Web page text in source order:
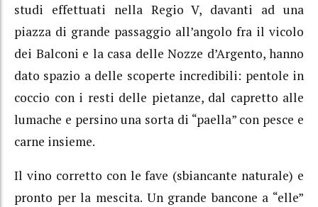
studi effettuati nella Regio V, davanti ad una
piazza di grande passaggio all’angolo fra il vicolo
dei Balconi e la casa delle Nozze d’Argento, hanno
dato spazio a delle scoperte incredibili: pentole in
coccio con i resti delle pietanze, dal capretto alle
lumache e persino una sorta di “paella” con pesce e
carne insieme.
Il vino corretto con le fave (sbiancante naturale) e
pronto per la mescita. Un grande bancone a “elle”